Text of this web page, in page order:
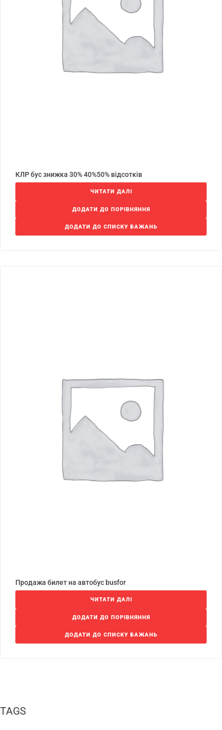
КЛР бус знижка 30% 40%50% відсотків
ЧИТАТИ ДАЛІ
ДОДАТИ ДО ПОРІВНЯННЯ
ДОДАТИ ДО СПИСКУ БАЖАНЬ
Продажа билет на автобус busfor
ЧИТАТИ ДАЛІ
ДОДАТИ ДО ПОРІВНЯННЯ
ДОДАТИ ДО СПИСКУ БАЖАНЬ
TAGS